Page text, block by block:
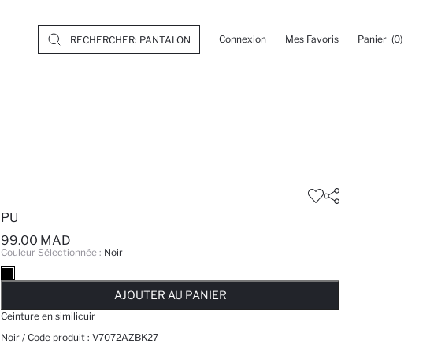
Connexion Mes Favoris Panier (0)
PU
99.00 MAD
Couleur Sélectionnée : Noir
AJOUTER AU PANIER
Ceinture en similicuir
Noir / Code produit : V7072AZBK27